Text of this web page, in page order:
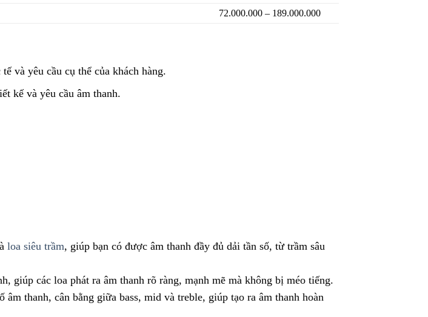
72.000.000 – 189.000.000
và yêu cầu cụ thể của khách hàng.
kế và yêu cầu âm thanh.
loa siêu trầm, giúp bạn có được âm thanh đầy đủ dải tần số, từ trầm sâu
giúp các loa phát ra âm thanh rõ ràng, mạnh mẽ mà không bị méo tiếng.
thanh, cân bằng giữa bass, mid và treble, giúp tạo ra âm thanh hoàn